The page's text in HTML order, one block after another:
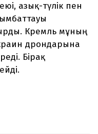
азық-түлік пен
Кремль мұның
дрондарына
Бірақ